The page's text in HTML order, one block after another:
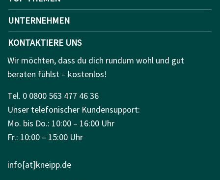
UNTERNEHMEN
KONTAKTIERE UNS
Wir möchten, dass du dich rundum wohl und gut
beraten fühlst – kostenlos!
Tel. 0 0800 563 477 46 36
Unser telefonischer Kundensupport:
Mo. bis Do.: 10:00 – 16:00 Uhr
Fr.: 10:00 – 15:00 Uhr
info[at]kneipp.de